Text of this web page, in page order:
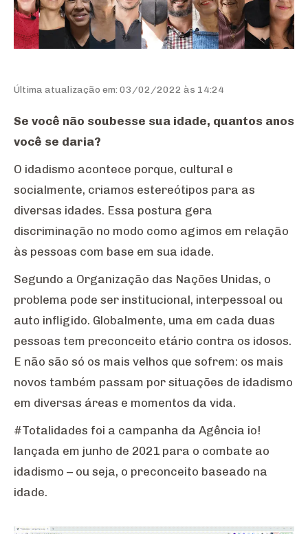
Última atualização em: 03/02/2022 às 14:24
Se você não soubesse sua idade, quantos anos
você se daria?
O idadismo acontece porque, cultural e
socialmente, criamos estereótipos para as
diversas idades. Essa postura gera
discriminação no modo como agimos em relação
às pessoas com base em sua idade.
Segundo a Organização das Nações Unidas, o
problema pode ser institucional, interpessoal ou
auto infligido. Globalmente, uma em cada duas
pessoas tem preconceito etário contra os idosos.
E não são só os mais velhos que sofrem: os mais
novos também passam por situações de idadismo
em diversas áreas e momentos da vida.
#Totalidades foi a campanha da Agência io!
lançada em junho de 2021 para o combate ao
idadismo – ou seja, o preconceito baseado na
idade.